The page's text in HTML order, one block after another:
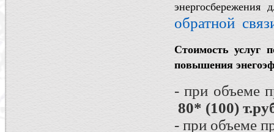
обратной
Стоимость услуг
повышения
- при объеме
80* (100)
- при объеме